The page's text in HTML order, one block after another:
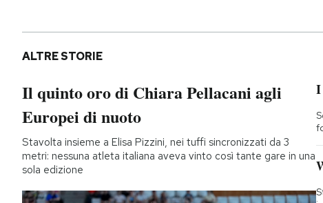
ALTRE STORIE
Il quinto oro di Chiara Pellacani agli
Europei di nuoto
Stavolta insieme a Elisa Pizzini, nei tuffi sincronizzati da 3
metri: nessuna atleta italiana aveva vinto così tante gare in una
sola edizione
I